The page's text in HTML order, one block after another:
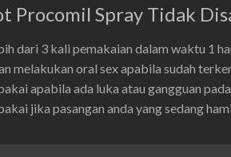
Procomil Spray Tidak
dari 3 kali pemakaian dalam waktu 1
melakukan oral sex apabila sudah
apabila ada luka atau gangguan
jika pasangan anda yang sedang